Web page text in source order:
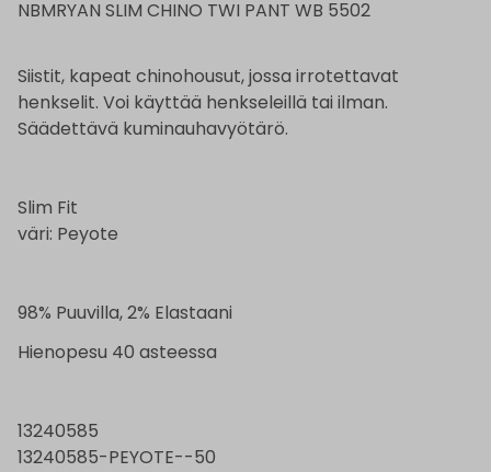
NBMRYAN SLIM CHINO TWI PANT WB 5502
Siistit, kapeat chinohousut, jossa irrotettavat
henkselit. Voi käyttää henkseleillä tai ilman.
Säädettävä kuminauhavyötärö.
Slim Fit
väri: Peyote
98% Puuvilla, 2% Elastaani
Hienopesu 40 asteessa
13240585
13240585-PEYOTE--50